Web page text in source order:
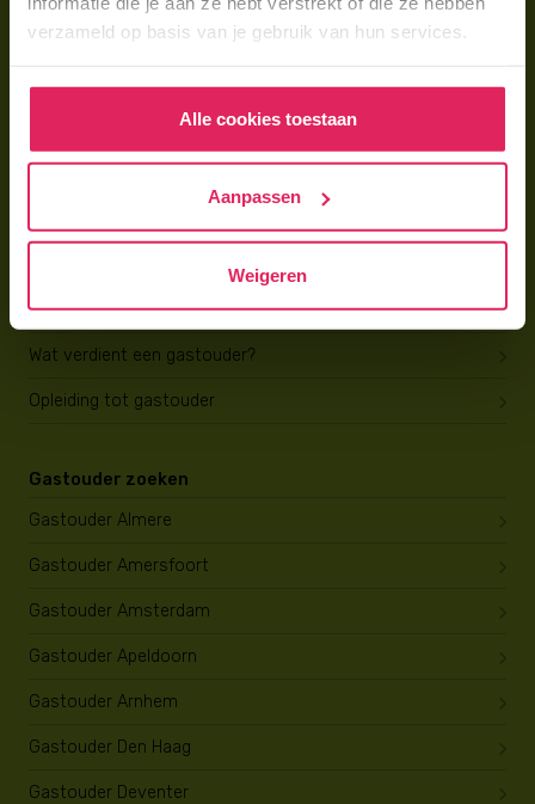
verzameld op basis van je gebruik van hun services.
Alle cookies toestaan
Aanpassen
Weigeren
Gastouder worden bij 4Kids
Hoe vind ik gastkinderen?
Trainingen & cursussen
Gastouder worden
Wat verdient een gastouder?
Opleiding tot gastouder
Gastouder zoeken
Gastouder Almere
Gastouder Amersfoort
Gastouder Amsterdam
Gastouder Apeldoorn
Gastouder Arnhem
Gastouder Den Haag
Gastouder Deventer